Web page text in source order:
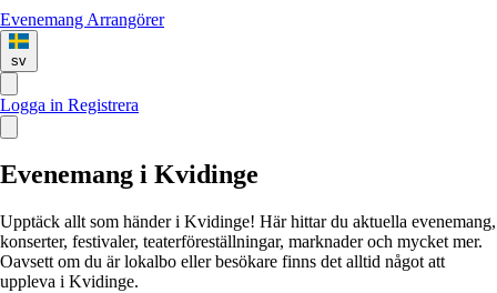
Evenemang Arrangörer
sv
Logga in Registrera
Evenemang i Kvidinge
Upptäck allt som händer i Kvidinge! Här hittar du aktuella evenemang,
konserter, festivaler, teaterföreställningar, marknader och mycket mer.
Oavsett om du är lokalbo eller besökare finns det alltid något att
uppleva i Kvidinge.